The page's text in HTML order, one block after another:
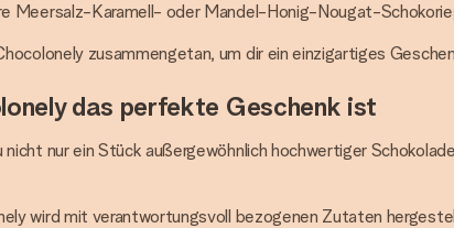
Meersalz-Karamell- oder Mandel-Honig-Nougat-
zusammengetan, um dir ein einzigartiges
das perfekte Geschenk ist
nur ein Stück außergewöhnlich hochwertiger
wird mit verantwortungsvoll bezogenen Zutaten